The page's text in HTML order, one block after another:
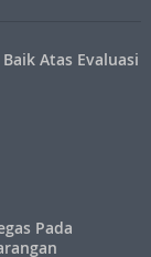
Atas Evaluasi
Pada